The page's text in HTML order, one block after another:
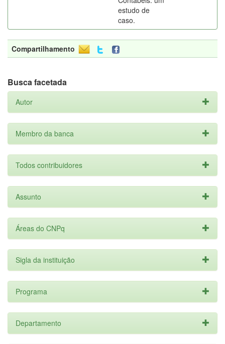
estudo de
caso.
Compartilhamento
Busca facetada
Autor
Membro da banca
Todos contribuidores
Assunto
Áreas do CNPq
Sigla da instituição
Programa
Departamento